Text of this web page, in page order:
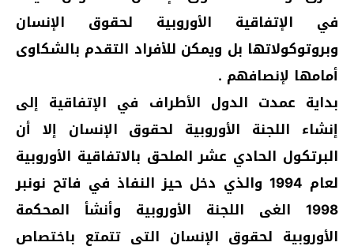
في الإتفاقية الأوروبية لحقوق الإنسان
وبروتوكولاتها بل ويمكن للأفراد التقدم بالشكاوى
أمامها لإنصافهم .
بداية عمدت الدول الأطراف في الإتفاقية إلى
إنشاء اللجنة الأوروبية لحقوق الإنسان إلا أن
البرتكول الحادي عشر الملحق بالاتفاقية الأوروبية
لعام 1994 والذي دخل حيز النفاذ في فاتح نونبر
1998 الغى اللجنة الأوروبية وأنشأ المحكمة
الأوروبية لحقوق الإنسان التي تتمتع باختصاص